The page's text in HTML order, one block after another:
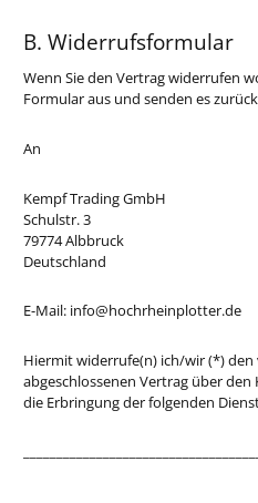
B. Widerrufsformular
Wenn Sie den Vertrag widerrufen
Formular aus und senden es
An
Kempf Trading GmbH
Schulstr. 3
79774 Albbruck
Deutschland
E-Mail: info@hochrheinplotter.de
Hiermit widerrufe(n) ich/wir (*)
abgeschlossenen Vertrag über
die Erbringung der folgenden